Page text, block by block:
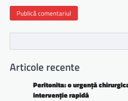
Articole recente
Peritonita: o urgență
intervenție rapidă